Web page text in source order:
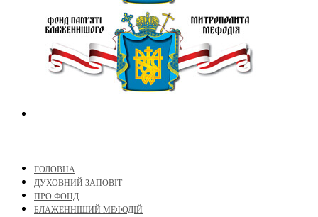
ГОЛОВНА
ДУХОВНИЙ ЗАПОВІТ
ПРО ФОНД
БЛАЖЕННІШИЙ МЕФОДІЙ